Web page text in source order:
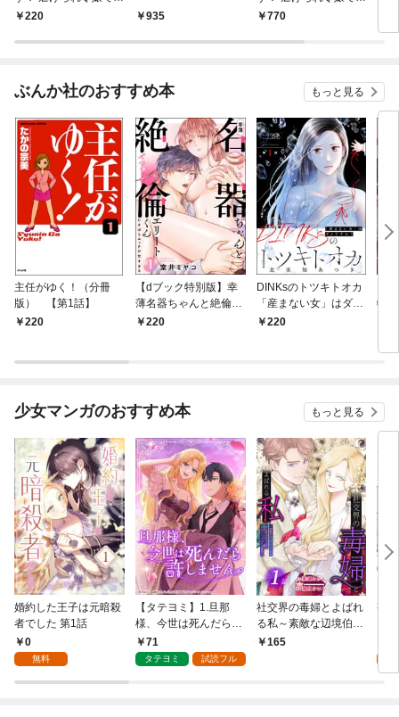
が敵対国の公爵様に何
（分冊版） 【第1
220 935
が敵対国の公爵様に何
【かきおろし漫画付】
770
ぶんか社のおすすめ本 もっと見る
主任がゆく！（分冊
版） 【第1話】
220
【dブック特別版】幸
薄名器ちゃんと絶倫エ
リートくん むさぼりエ
220
DINKsのトツキトオカ
「産まない女」はダメ
ですか？（分冊版）
220
物
話】
少女マンガのおすすめ本 もっと見る
婚約した王子は元暗殺
者でした 第1話
0
無料
【タテヨミ】1.旦那
様、今世は死んだら許
しません
71
タテヨミ 試読フル
社交界の毒婦とよばれ
る私～素敵な辺境伯令
息に腕を折られたの
165
視